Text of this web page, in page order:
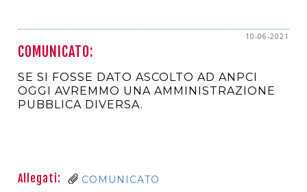
10-06-2021
COMUNICATO:
SE SI FOSSE DATO ASCOLTO AD ANPCI
OGGI AVREMMO UNA AMMINISTRAZIONE
PUBBLICA DIVERSA.
Allegati: COMUNICATO